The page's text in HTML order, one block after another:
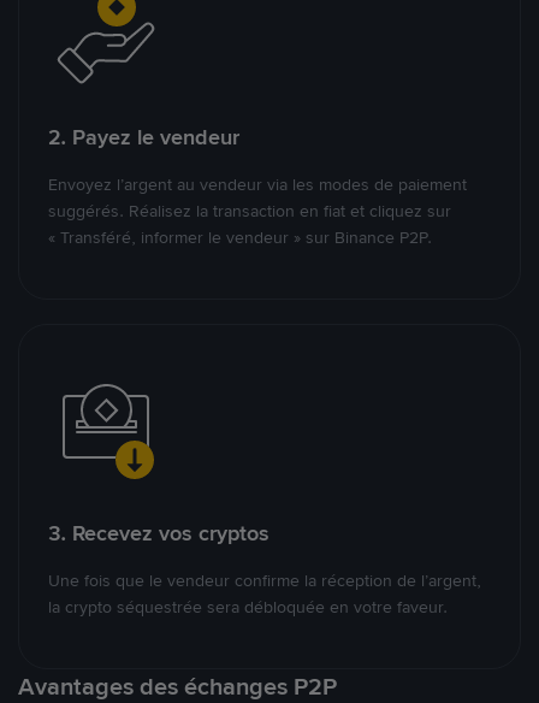
2. Payez le vendeur
Envoyez l’argent au vendeur via les modes de paiement
suggérés. Réalisez la transaction en fiat et cliquez sur
« Transféré, informer le vendeur » sur Binance P2P.
3. Recevez vos cryptos
Une fois que le vendeur confirme la réception de l’argent,
la crypto séquestrée sera débloquée en votre faveur.
Avantages des échanges P2P